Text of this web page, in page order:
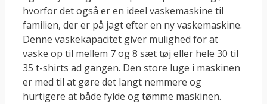
hvorfor det også er en ideel vaskemaskine til
familien, der er på jagt efter en ny vaskemaskine.
Denne vaskekapacitet giver mulighed for at
vaske op til mellem 7 og 8 sæt tøj eller hele 30 til
35 t-shirts ad gangen. Den store luge i maskinen
er med til at gøre det langt nemmere og
hurtigere at både fylde og tømme maskinen.